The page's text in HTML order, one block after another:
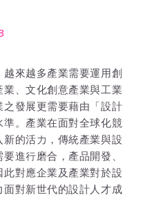
來越多產業需要運用創
、文化創意產業與工業
發展更需要藉由「設計
。產業在面對全球化競
的活力，傳統產業與設
進行磨合，產品開發、
對應企業及產業對於設
對新世代的設計人才成